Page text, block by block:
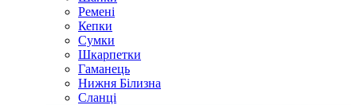
Ремені
Кепки
Сумки
Шкарпетки
Гаманець
Нижня Білизна
Сланці